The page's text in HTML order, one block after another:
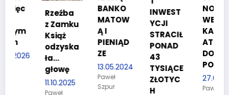
Rzeźba
z Zamku
Książ
odzyska
ła…
11.10.2025
BANKO
MATOW
PIENIĄD
13.05.2024
Szpur
INWEST
YCJI
STRACIŁ
PONAD
TYSIĄCE
ZŁOTYC
NOŚCIO
WE DLA
KANDYD
ATÓW
POLICJI
27.03.2024